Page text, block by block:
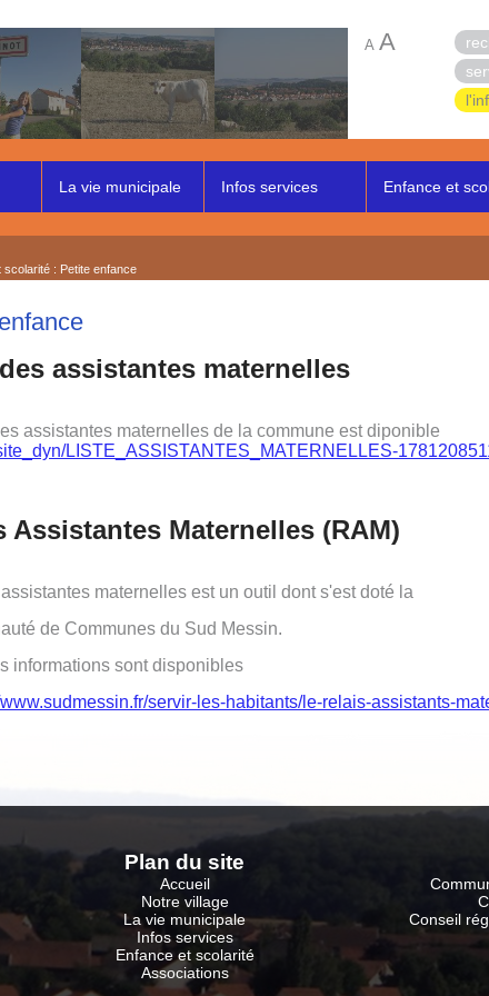
A A
La vie municipale Infos services Enfance et
scolarité : Petite enfance
assistantes maternelles
assistantes maternelles de la commune est diponible
LISTE_ASSISTANTES_MATERNELLES-
Assistantes Maternelles (RAM)
maternelles est un outil dont s'est doté la
de Communes du Sud Messin.
informations sont disponibles
servir-les-habitants/le-relais-assistants-
Plan du site
Accueil
Notre village
La vie municipale
Infos services
Enfance et scolarité
Associations
Conseil